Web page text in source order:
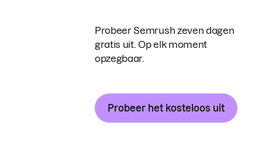
Probeer Semrush zeven dagen
gratis uit. Op elk moment
opzegbaar.
Probeer het kosteloos uit